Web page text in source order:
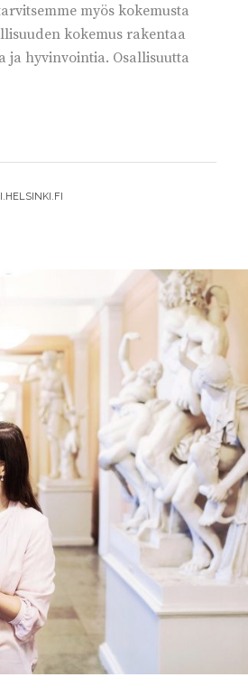
myös kokemusta
kokemus rakentaa
ja hyvinvointia. Osallisuutta